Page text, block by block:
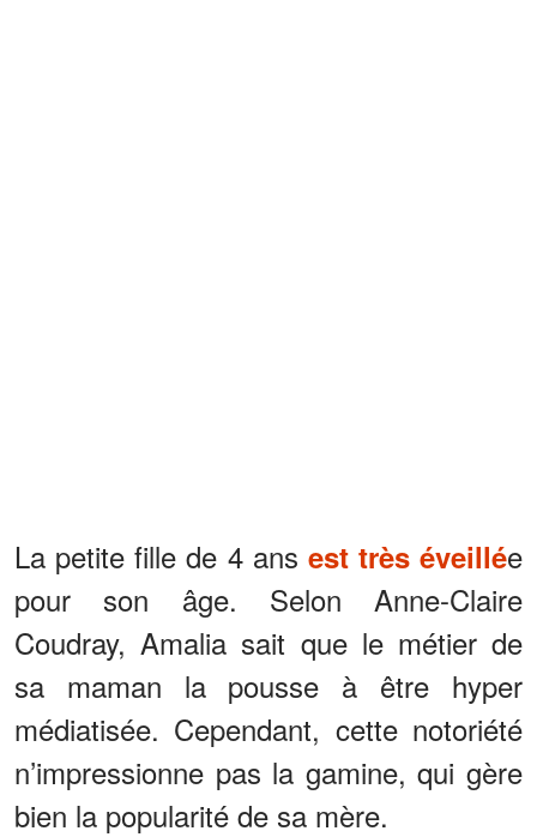
La petite fille de 4 ans est très éveillée
pour son âge. Selon Anne-Claire
Coudray, Amalia sait que le métier de
sa maman la pousse à être hyper
médiatisée. Cependant, cette notoriété
n’impressionne pas la gamine, qui gère
bien la popularité de sa mère.